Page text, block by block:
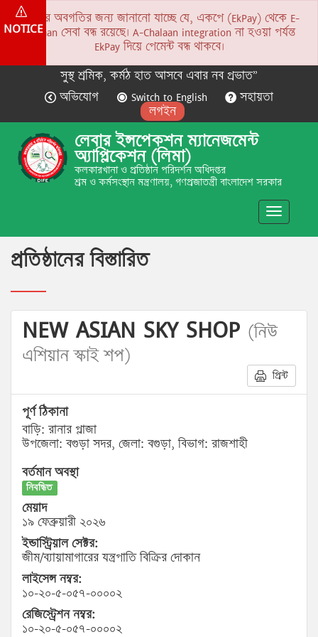
NOTICE
সকলের অবগতির জন্য জানানো যাচ্ছে যে, একপে (EkPay) থেকে E-
Chalaan সেবা বন্ধ রয়েছে। A-Chalaan integration না হওয়া পর্যন্ত
EkPay দিয়ে পেমেন্ট বন্ধ থাকবে।
সুস্থ শ্রমিক, কর্মঠ হাত আসবে এবার নব প্রভাত”
অভিযোগ
Switch to English
সহায়তা
লগইন
লেবার ইন্সপেকশন ম্যানেজমেন্ট
অ্যাপ্লিকেশন (লিমা)
কলকারখানা ও প্রতিষ্ঠান পরিদর্শন অধিদপ্তর
শ্রম ও কর্মসংস্থান মন্ত্রণালয়, গণপ্রজাতন্ত্রী বাংলাদেশ সরকার
Toggle
প্রতিষ্ঠানের বিস্তারিত
NEW ASIAN SKY SHOP (নিউ
এশিয়ান স্কাই শপ)
প্রিন্ট
পূর্ণ ঠিকানা
বাড়ি: রানার প্লাজা
উপজেলা: বগুড়া সদর, জেলা: বগুড়া, বিভাগ: রাজশাহী
বর্তমান অবস্থা
নিবন্ধিত
মেয়াদ
১৯ ফেব্রুয়ারী ২০২৬
ইন্ডাস্ট্রিয়াল সেক্টর:
জীম/ব্যায়ামাগারের যন্ত্রপাতি বিক্রির দোকান
লাইসেন্স নম্বর:
১০-২০-৫-০৫৭-০০০০২
রেজিস্ট্রেশন নম্বর:
১০-২০-৫-০৫৭-০০০০২